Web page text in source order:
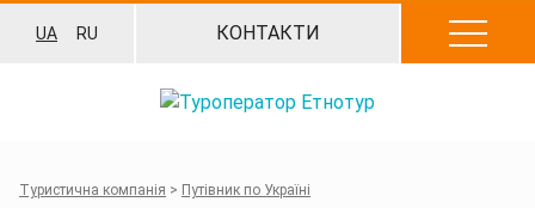
UA RU КОНТАКТИ
Туристична компанія > Путівник по Україні